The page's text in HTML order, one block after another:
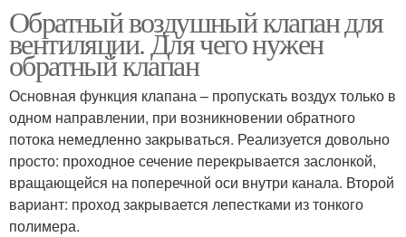
Обратный воздушный клапан для
вентиляции. Для чего нужен
обратный клапан
Основная функция клапана – пропускать воздух только в
одном направлении, при возникновении обратного
потока немедленно закрываться. Реализуется довольно
просто: проходное сечение перекрывается заслонкой,
вращающейся на поперечной оси внутри канала. Второй
вариант: проход закрывается лепестками из тонкого
полимера.